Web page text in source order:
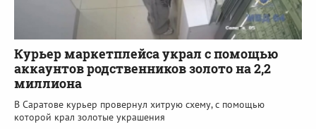
Курьер маркетплейса украл с помощью
аккаунтов родственников золото на 2,2
миллиона
В Саратове курьер провернул хитрую схему, с помощью
которой крал золотые украшения